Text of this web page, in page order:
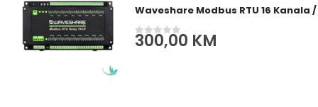
Waveshare Modbus RTU 16
0out of 5
300,00 KM